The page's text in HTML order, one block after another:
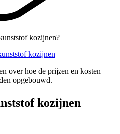
kozijnen?
kozijnen
over hoe de prijzen en kosten
opgebouwd.
kozijnen